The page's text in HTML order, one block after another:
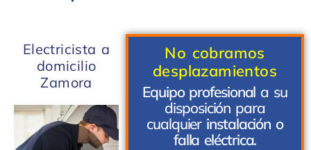
Electricista a
domicilio
Zamora
No cobramos
desplazamientos
Equipo profesional a su
disposición para
cualquier instalación o
falla eléctrica.